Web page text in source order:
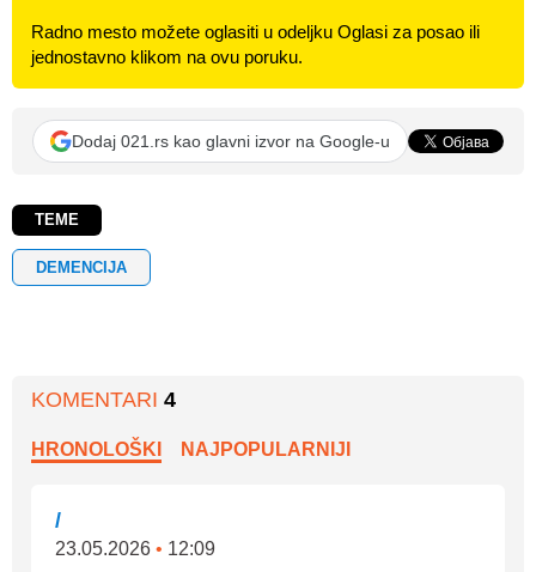
Radno mesto možete oglasiti u odeljku Oglasi za posao ili
jednostavno klikom na ovu poruku.
Dodaj 021.rs kao glavni izvor na Google-u
TEME
DEMENCIJA
KOMENTARI 4
HRONOLOŠKI NAJPOPULARNIJI
/
23.05.2026 • 12:09